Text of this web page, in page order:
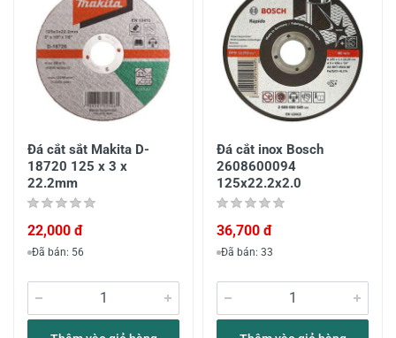
Đá cắt sắt Makita D-
18720 125 x 3 x
22.2mm
22,000 đ
Đã bán: 56
Đá cắt inox Bosch
2608600094
125x22.2x2.0
36,700 đ
Đã bán: 33